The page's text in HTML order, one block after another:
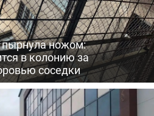
пырнула ножом:
в колонию за
соседки